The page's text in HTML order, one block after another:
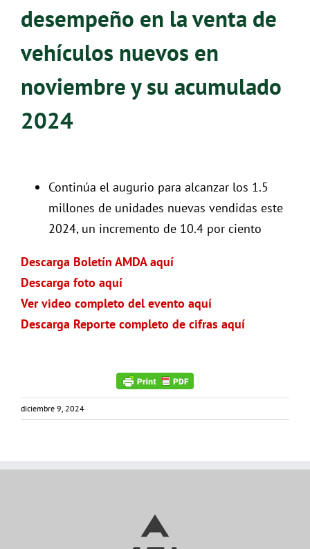
desempeño en la venta de
vehículos nuevos en
noviembre y su acumulado
2024
Continúa el augurio para alcanzar los 1.5
millones de unidades nuevas vendidas este
2024, un incremento de 10.4 por ciento
Descarga Boletín AMDA aquí
Descarga foto aquí
Ver video completo del evento aquí
Descarga Reporte completo de cifras aquí
diciembre 9, 2024